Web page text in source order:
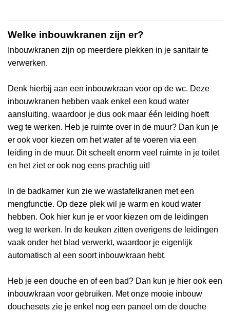
Welke inbouwkranen zijn er?
Inbouwkranen zijn op meerdere plekken in je sanitair te
verwerken.
Denk hierbij aan een inbouwkraan voor op de wc. Deze
inbouwkranen hebben vaak enkel een koud water
aansluiting, waardoor je dus ook maar één leiding hoeft
weg te werken. Heb je ruimte over in de muur? Dan kun je
er ook voor kiezen om het water af te voeren via een
leiding in de muur. Dit scheelt enorm veel ruimte in je toilet
en het ziet er ook nog eens prachtig uit!
In de badkamer kun zie we wastafelkranen met een
mengfunctie. Op deze plek wil je warm en koud water
hebben. Ook hier kun je er voor kiezen om de leidingen
weg te werken. In de keuken zitten overigens de leidingen
vaak onder het blad verwerkt, waardoor je eigenlijk
automatisch al een soort inbouwkraan hebt.
Heb je een douche en of een bad? Dan kun je hier ook een
inbouwkraan voor gebruiken. Met onze mooie inbouw
douchesets zie je enkel nog een paneel om de douche